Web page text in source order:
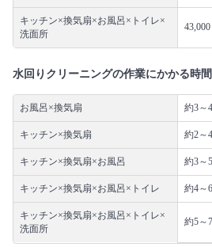
キッチン×換気扇×お風呂×トイレ×
洗面所
水回りクリーニングの作業にかかる時間
お風呂×換気扇 約3～
キッチン×換気扇 約2～
キッチン×換気扇×お風呂 約3～
キッチン×換気扇×お風呂×トイレ 約4～
キッチン×換気扇×お風呂×トイレ×
洗面所
約5～